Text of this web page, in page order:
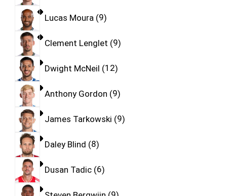
Lucas Moura 9
Clement Lenglet 9
Dwight McNeil 12
Anthony Gordon 9
James Tarkowski 9
Daley Blind 8
Dusan Tadic 6